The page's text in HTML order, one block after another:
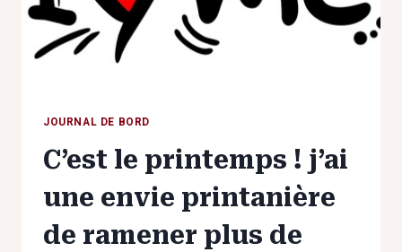
JOURNAL DE BORD
C’est le printemps ! j’ai
une envie printanière
de ramener plus de